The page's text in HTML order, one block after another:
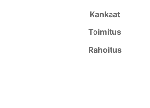
Kankaat
Toimitus
Rahoitus